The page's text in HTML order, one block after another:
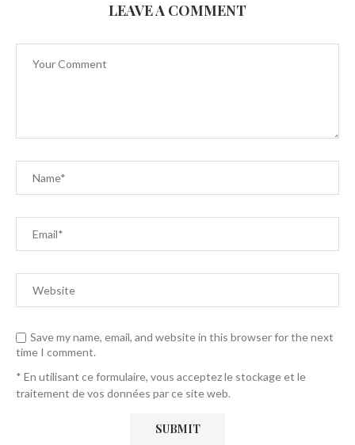
LEAVE A COMMENT
Save my name, email, and website in this browser for the next
time I comment.
* En utilisant ce formulaire, vous acceptez le stockage et le
traitement de vos données par ce site web.